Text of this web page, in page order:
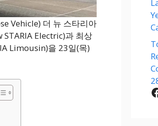
Vehicle) 더 뉴 스타리아
Electric)과 최상
Limousin)을 23일(목)